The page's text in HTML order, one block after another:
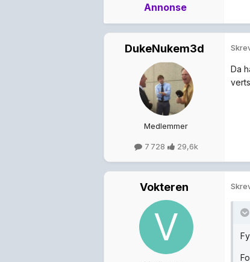
Annonse
DukeNukem3d
Medlemmer
7 728 29,6k
Da
Vokteren